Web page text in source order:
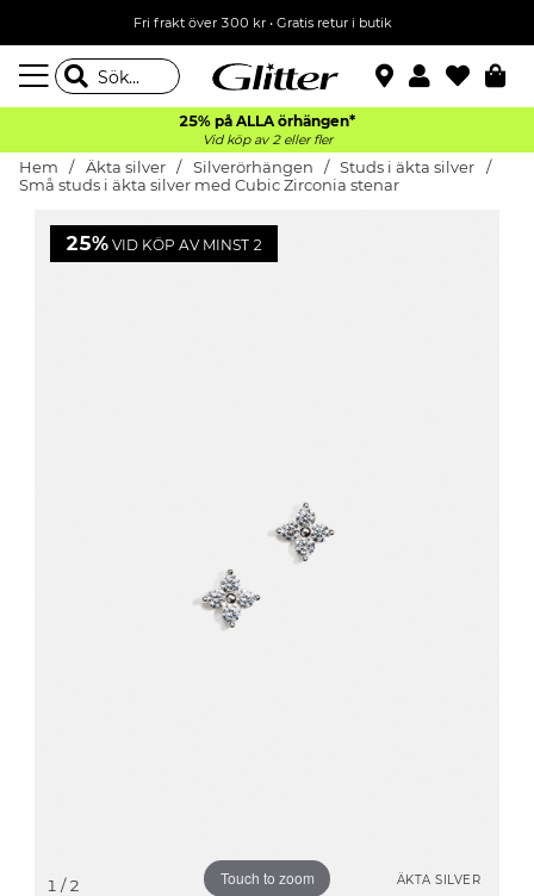
Fri frakt över 300 kr• Gratis retur i butik
25% på ALLA örhängen*
Vid köp av 2 eller fler
Hem Äkta silver Silverörhängen
Studs i äkta silver
Små studs i äkta silver med Cubic Zirconia stenar
25% VID KÖP AV MINST 2
ÄKTA SILVER
Touch to zoom
1 / 2